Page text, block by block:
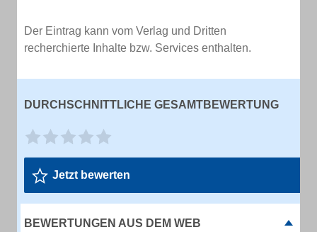
Der Eintrag kann vom Verlag und Dritten
recherchierte Inhalte bzw. Services enthalten.
DURCHSCHNITTLICHE GESAMTBEWERTUNG
Jetzt bewerten
BEWERTUNGEN AUS DEM WEB